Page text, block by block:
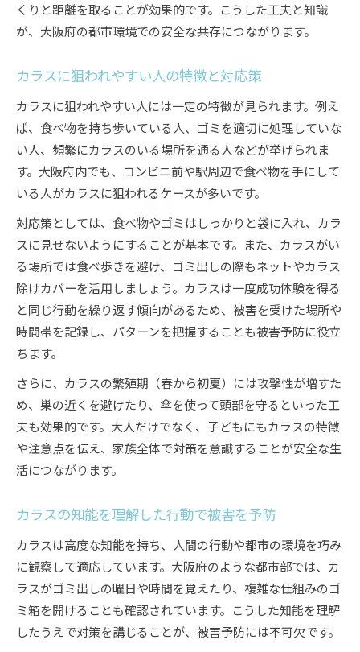
くりと距離を取ることが効果的です。こうした工夫と知識
が、大阪府の都市環境での安全な共存につながります。
カラスに狙われやすい人の特徴と対応策
カラスに狙われやすい人には一定の特徴が見られます。例え
ば、食べ物を持ち歩いている人、ゴミを適切に処理していな
い人、頻繁にカラスのいる場所を通る人などが挙げられま
す。大阪府内でも、コンビニ前や駅周辺で食べ物を手にして
いる人がカラスに狙われるケースが多いです。
対応策としては、食べ物やゴミはしっかりと袋に入れ、カラ
スに見せないようにすることが基本です。また、カラスがい
る場所では食べ歩きを避け、ゴミ出しの際もネットやカラス
除けカバーを活用しましょう。カラスは一度成功体験を得る
と同じ行動を繰り返す傾向があるため、被害を受けた場所や
時間帯を記録し、パターンを把握することも被害予防に役立
ちます。
さらに、カラスの繁殖期（春から初夏）には攻撃性が増すた
め、巣の近くを避けたり、傘を使って頭部を守るといった工
夫も効果的です。大人だけでなく、子どもにもカラスの特徴
や注意点を伝え、家族全体で対策を意識することが安全な生
活につながります。
カラスの知能を理解した行動で被害を予防
カラスは高度な知能を持ち、人間の行動や都市の環境を巧み
に観察して適応しています。大阪府のような都市部では、カ
ラスがゴミ出しの曜日や時間を覚えたり、複雑な仕組みのゴ
ミ箱を開けることも確認されています。こうした知能を理解
したうえで対策を講じることが、被害予防には不可欠です。